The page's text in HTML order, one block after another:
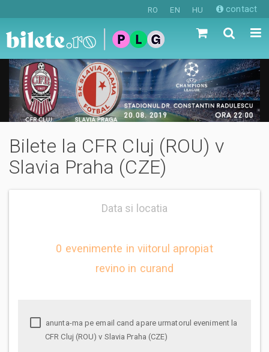
RO EN HU contact
Bilete la CFR Cluj (ROU) v
Slavia Praha (CZE)
Data si locatia
0 evenimente in viitorul apropiat
revino in curand
CFR Cluj (ROU) v Slavia Praha (CZE)